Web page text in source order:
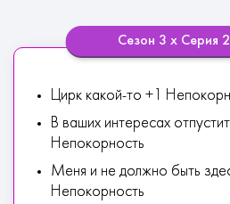
Сезон 3 х Серия
Цирк какой-то +1
В ваших интересах
Непокорность
Меня и не должно быть
Непокорность